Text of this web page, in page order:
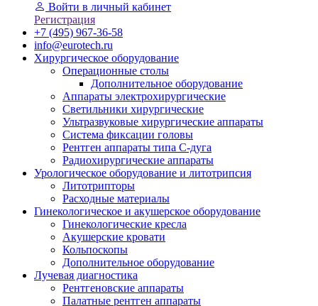
Войти в личный кабинет
Регистрация
+7 (495) 967-36-58
info@eurotech.ru
Хирургическое оборудование
Операционные столы
Дополнительное оборудование
Аппараты электрохирургические
Светильники хирургические
Ультразвуковые хирургические аппараты
Система фиксации головы
Рентген аппараты типа С-дуга
Радиохирургические аппараты
Урологическое оборудование и литотрипсия
Литотрипторы
Расходные материалы
Гинекологическое и акушерское оборудование
Гинекологические кресла
Акушерские кровати
Кольпоскопы
Дополнительное оборудование
Лучевая диагностика
Рентгеновские аппараты
Палатные рентген аппараты